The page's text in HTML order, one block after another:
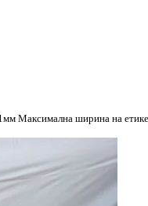
Максимална ширина на